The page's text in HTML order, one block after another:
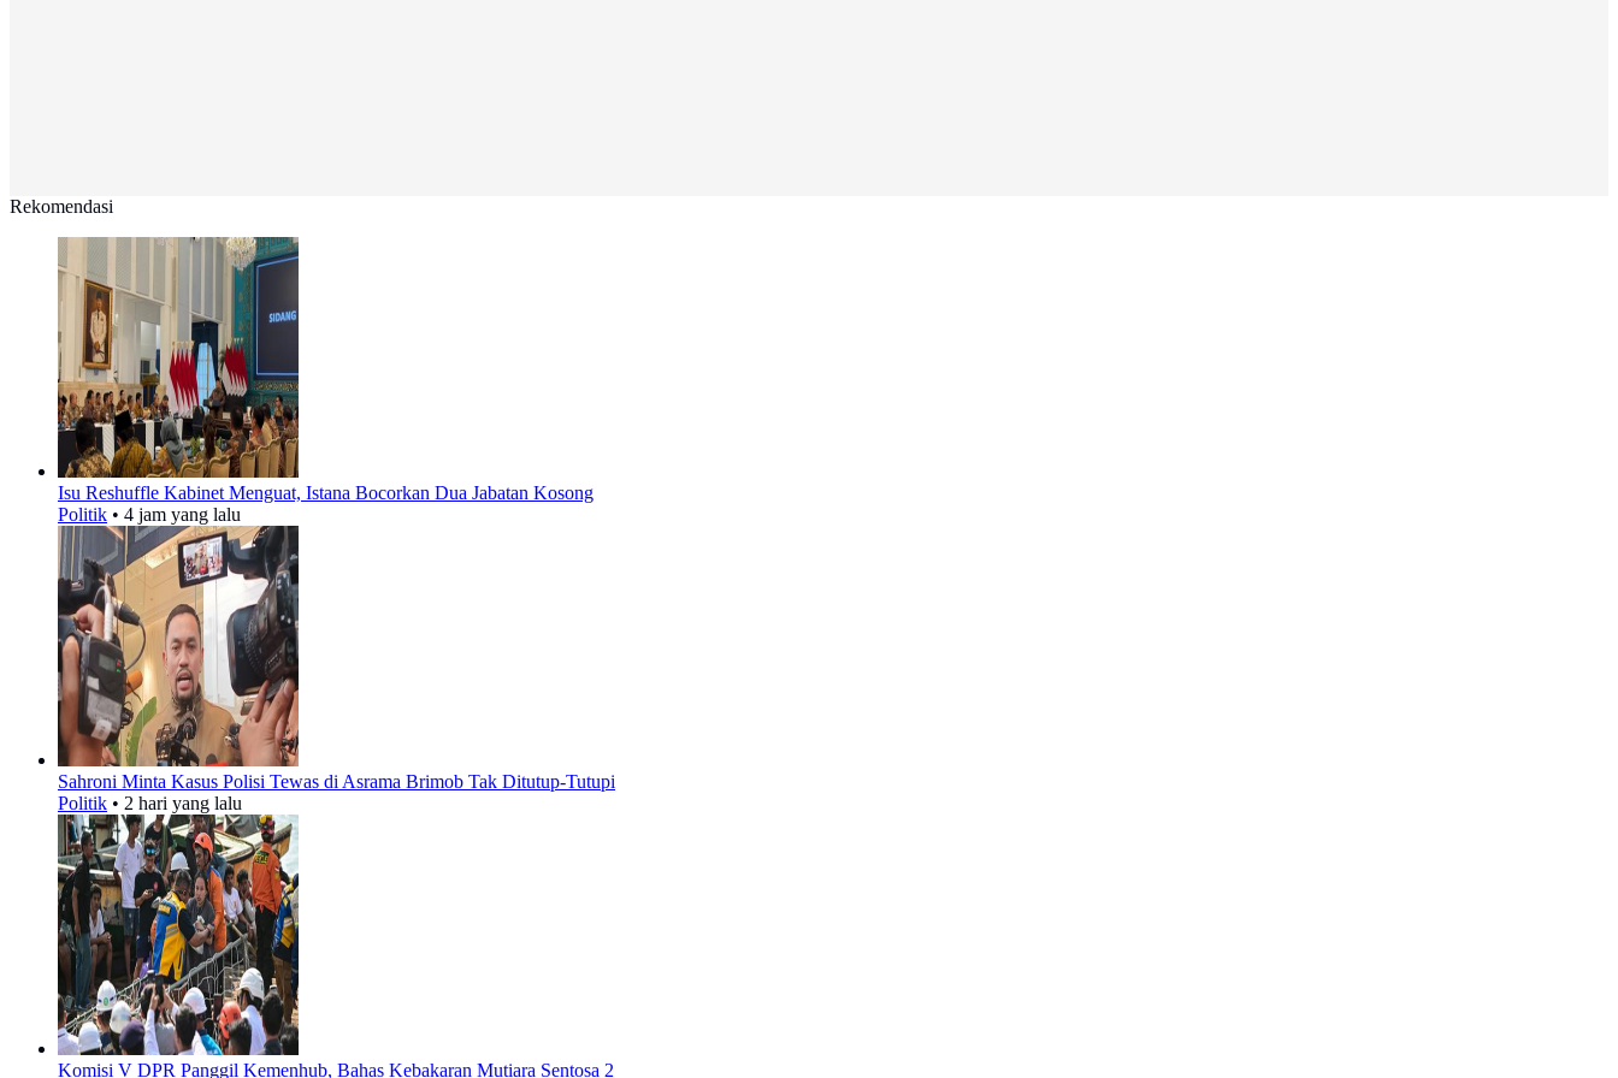
Rekomendasi
Isu Reshuffle Kabinet Menguat, Istana Bocorkan Dua Jabatan Kosong
Politik • 4 jam yang lalu
Sahroni Minta Kasus Polisi Tewas di Asrama Brimob Tak Ditutup-Tutupi
Politik • 2 hari yang lalu
Komisi V DPR Panggil Kemenhub, Bahas Kebakaran Mutiara Sentosa 2